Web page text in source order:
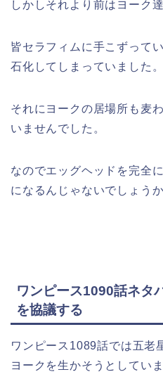
しかしそれより前はヨーク
皆セラフィムに手こずって
石化してしまっていました。
それにヨークの居場所も麦
いませんでした。
なのでエッグヘッドを完全
になるんじゃないでしょうか
ワンピース1090話ネタ
を協議する
ワンピース1089話では五老
ヨークを生かそうとしていま